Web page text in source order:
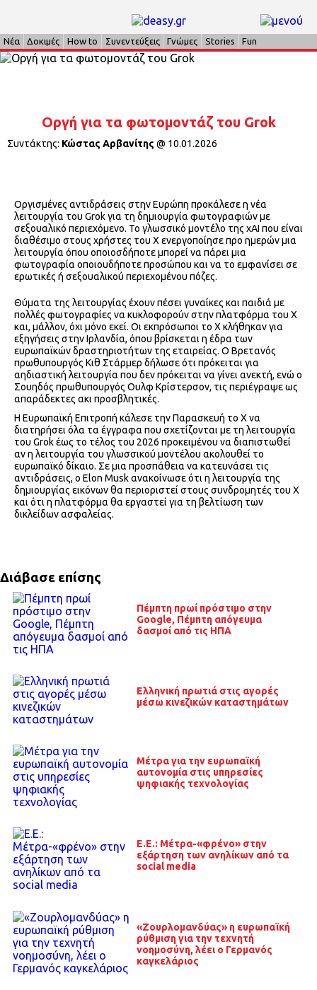
Νέα Δοκιμές How to Συνεντεύξεις Γνώμες Stories Fun
Οργή για τα φωτομοντάζ του Grok
Συντάκτης: Κώστας Αρβανίτης @ 10.01.2026
Οργισμένες αντιδράσεις στην Ευρώπη προκάλεσε η νέα
λειτουργία του Grok για τη δημιουργία φωτογραφιών με
σεξουαλικό περιεχόμενο. Το γλωσσικό μοντέλο της xAI που είναι
διαθέσιμο στους χρήστες του Χ ενεργοποίησε προ ημερών μια
λειτουργία όπου οποιοσδήποτε μπορεί να πάρει μια
φωτογραφία οποιουδήποτε προσώπου και να το εμφανίσει σε
ερωτικές ή σεξουαλικού περιεχομένου πόζες.
Θύματα της λειτουργίας έχουν πέσει γυναίκες και παιδιά με
πολλές φωτογραφίες να κυκλοφορούν στην πλατφόρμα του Χ
και, μάλλον, όχι μόνο εκεί. Οι εκπρόσωποι το Χ κλήθηκαν για
εξηγήσεις στην Ιρλανδία, όπου βρίσκεται η έδρα των
ευρωπαϊκών δραστηριοτήτων της εταιρείας. Ο Βρετανός
πρωθυπουργός Κιθ Στάρμερ δήλωσε ότι πρόκειται για
αηδιαστική λειτουργία που δεν πρόκειται να γίνει ανεκτή, ενώ ο
Σουηδός πρωθυπουργός Ουλφ Κρίστερσον, τις περιέγραψε ως
απαράδεκτες ακι προσβλητικές.
Η Ευρωπαϊκή Επιτροπή κάλεσε την Παρασκευή το Χ να
διατηρήσει όλα τα έγγραφα που σχετίζονται με τη λειτουργία
του Grok έως το τέλος του 2026 προκειμένου να διαπιστωθεί
αν η λειτουργία του γλωσσικού μοντέλου ακολουθεί το
ευρωπαϊκό δίκαιο. Σε μια προσπάθεια να κατευνάσει τις
αντιδράσεις, ο Elon Musk ανακοίνωσε ότι η λειτουργία της
δημιουργίας εικόνων θα περιοριστεί στους συνδρομητές του Χ
και ότι η πλατφόρμα θα εργαστεί για τη βελτίωση των
δικλείδων ασφαλείας.
Διάβασε επίσης
Πέμπτη πρωί πρόστιμο στην
Google, Πέμπτη απόγευμα
δασμοί από τις ΗΠΑ
Ελληνική πρωτιά στις αγορές
μέσω κινεζικών καταστημάτων
Μέτρα για την ευρωπαϊκή
αυτονομία στις υπηρεσίες
ψηφιακής τεχνολογίας
E.E.: Μέτρα-«φρένο» στην
εξάρτηση των ανηλίκων από τα
social media
«Ζουρλομανδύας» η ευρωπαϊκή
ρύθμιση για την τεχνητή
νοημοσύνη, λέει ο Γερμανός
καγκελάριος